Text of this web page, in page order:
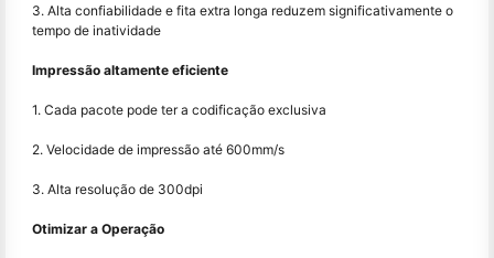
3. Alta confiabilidade e fita extra longa reduzem significativamente o
tempo de inatividade
Impressão altamente eficiente
1. Cada pacote pode ter a codificação exclusiva
2. Velocidade de impressão até 600mm/s
3. Alta resolução de 300dpi
Otimizar a Operação